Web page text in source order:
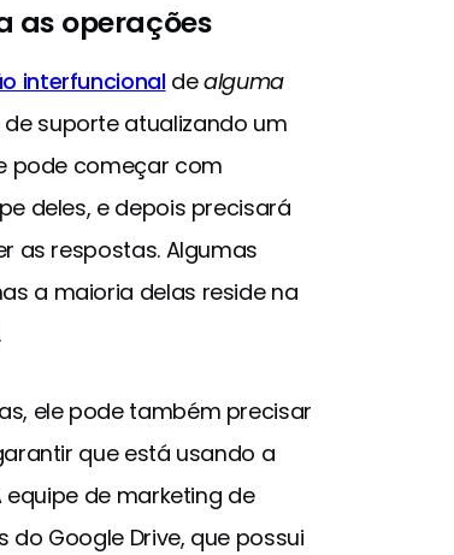
as operações
interfuncional dealguma
suporte atualizando um
pode começar com
deles, e depois precisará
as respostas. Algumas
a maioria delas reside na
ele pode também precisar
que está usando a
de marketing de
Google Drive, que possui